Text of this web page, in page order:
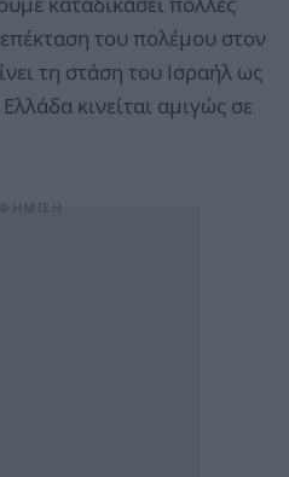
του πολέμου στον
τη στάση του Ισραήλ ως
κινείται αμιγώς σε